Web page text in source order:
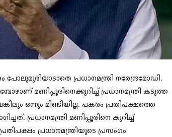
പ്രധാനമന്ത്രി നരേന്ദ്രമോഡി.
മണിപ്പൂരിനെക്കുറിച്ച് പ്രധാനമന്ത്രി കടുത്ത
ഒന്നും മിണ്ടിയില്ല. പകരം പ്രതിപക്ഷത്തെ
പ്രധാനമന്ത്രി മണിപ്പൂരിനെ കുറിച്ച്
പ്രധാനമന്ത്രിയുടെ പ്രസംഗം